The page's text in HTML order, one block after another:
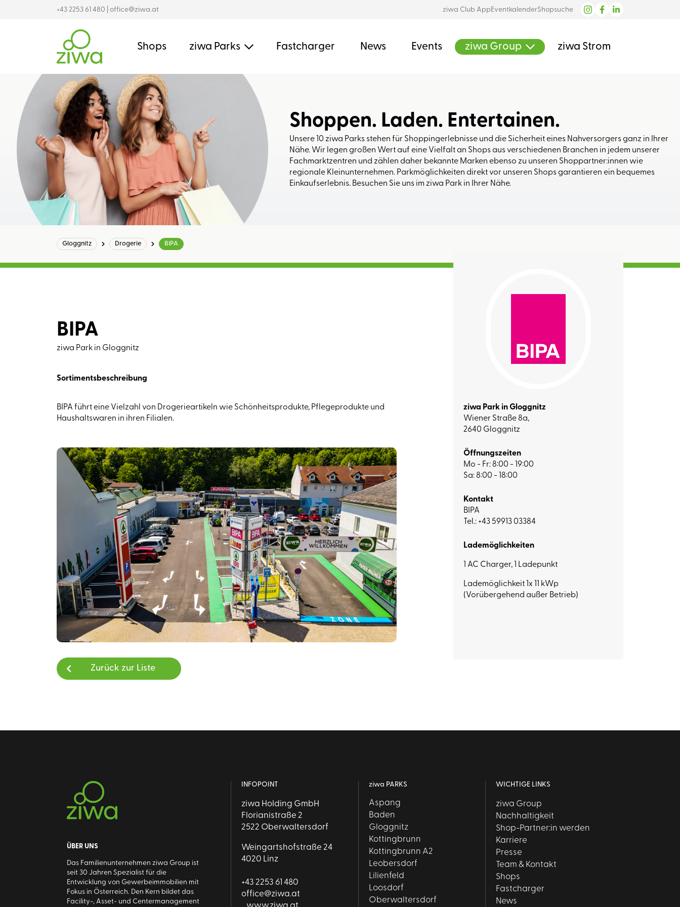
+43 2253 61 480 office@ziwa.at ziwa Club App EventkalenderShopsuche
Shops ziwa Parks Fastcharger News Events ziwa Group ziwa Strom
Shoppen. Laden. Entertainen.
Unsere 10 ziwa Parks stehen für Shoppingerlebnisse und die Sicherheit eines Nahversorgers ganz in Ihrer
Nähe. Wir legen großen Wert auf eine Vielfalt an Shops aus verschiedenen Branchen in jedem unserer
Fachmarktzentren und zählen daher bekannte Marken ebenso zu unseren Shoppartner:innen wie
regionale Kleinunternehmen. Parkmöglichkeiten direkt vor unseren Shops garantieren ein bequemes
Einkaufserlebnis. Besuchen Sie uns im ziwa Park in Ihrer Nähe.
Gloggnitz Drogerie BIPA
BIPA
ziwa Park in Gloggnitz
Sortimentsbeschreibung
BIPA führt eine Vielzahl von Drogerieartikeln wie Schönheitsprodukte, Pflegeprodukte und
Haushaltswaren in ihren Filialen.
Zurück zur Liste
ziwa Park in Gloggnitz
Wiener Straße 8a,
2640 Gloggnitz
Öffnungszeiten
Mo - Fr: 8:00 - 19:00
Sa: 8:00 - 18:00
Kontakt
BIPA
Tel.: +43 59913 03384
Lademöglichkeiten
1 AC Charger, 1 Ladepunkt
Lademöglichkeit 1x 11 kWp
(Vorübergehend außer Betrieb)
ÜBER UNS
Das Familienunternehmen ziwa Group ist
seit 30 Jahren Spezialist für die
Entwicklung von Gewerbeimmobilien mit
Fokus in Österreich. Den Kern bildet das
Facility-, Asset- und Centermanagement
INFOPOINT
ziwa Holding GmbH
Florianistraße 2
2522 Oberwaltersdorf
Weingartshofstraße 24
4020 Linz
+43 2253 61 480
office@ziwa.at
ziwa PARKS
Aspang
Baden
Gloggnitz
Kottingbrunn
Kottingbrunn A2
Leobersdorf
Lilienfeld
Loosdorf
Oberwaltersdorf
WICHTIGE LINKS
ziwa Group
Nachhaltigkeit
Shop-Partner:in werden
Karriere
Presse
Team & Kontakt
Shops
Fastcharger
News